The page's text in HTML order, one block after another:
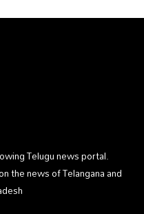
Telugu news portal.
the news of Telangana and